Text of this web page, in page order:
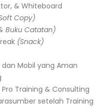
& Whiteboard
Copy)
Buku Catatan)
(Snack)
Mobil yang Aman
Training & Consulting
setelah Training